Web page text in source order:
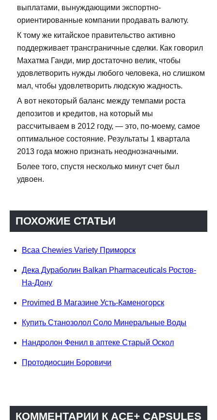
выплатами, вынуждающими экспортно-
ориентированные компании продавать валюту.
К тому же китайское правительство активно
поддерживает трансграничные сделки. Как говорил
Махатма Ганди, мир достаточно велик, чтобы
удовлетворить нужды любого человека, но слишком
мал, чтобы удовлетворить людскую жадность.
А вот некоторый баланс между темпами роста
депозитов и кредитов, на который мы
рассчитываем в 2012 году, — это, по-моему, самое
оптимальное состояние. Результаты 1 квартала
2013 года можно признать неоднозначными.
Более того, спустя несколько минут счет был
удвоен.
ПОХОЖИЕ СТАТЬИ
Bcaa Chewies Variety Приморск
Дека Дураболин Balkan Pharmaceuticals Ростов-
На-Дону
Provimed В Магазине Усть-Каменогорск
Купить Станозолол Соло Минеральные Воды
Нандролон Фенил в аптеке Старый Оскол
Протодиосцин Боровичи
КОММЕНТАРИИ К ACE+ CAPSULES